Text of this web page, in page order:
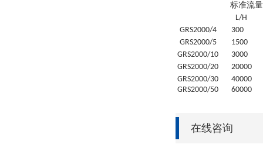
标准流量
L/H
GRS2000/4 300
GRS2000/5
1500
GRS2000/10
3000
GRS2000/20 20000
GRS2000/30 40000
GRS2000/50 60000
在线咨询